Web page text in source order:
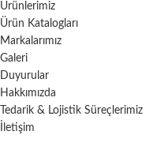
Ürünlerimiz
Ürün Katalogları
Markalarımız
Galeri
Duyurular
Hakkımızda
Tedarik & Lojistik Süreçlerimiz
İletişim